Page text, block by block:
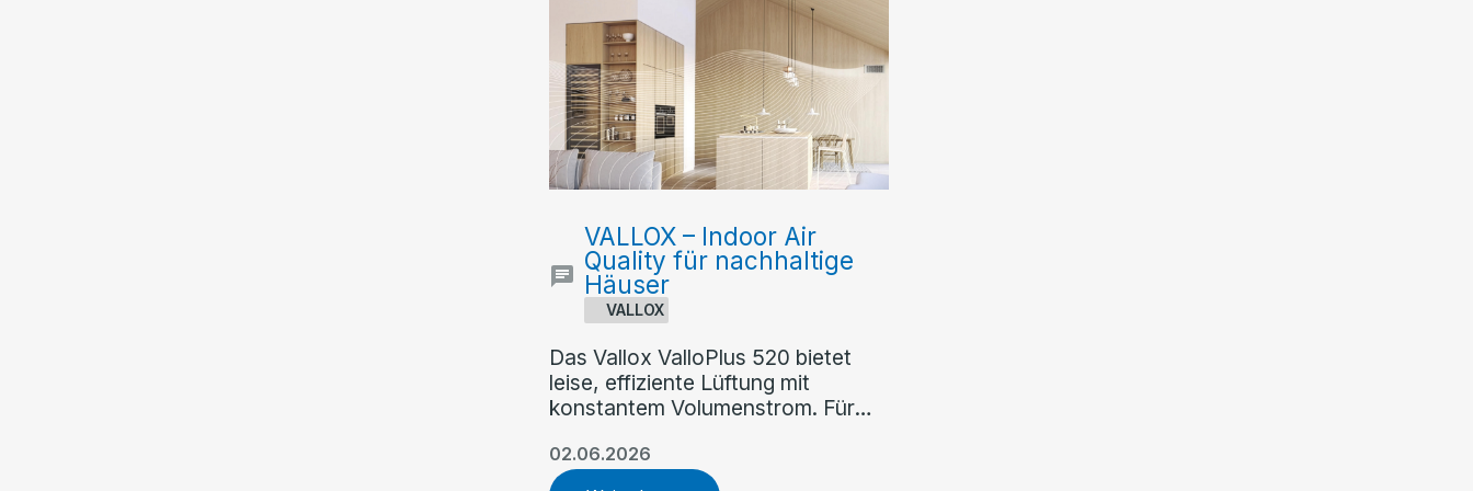
VALLOX
VALLOX – Indoor Air
Quality für nachhaltige
Häuser
Das Vallox ValloPlus 520 bietet
leise, effiziente Lüftung mit
konstantem Volumenstrom. Für
Inbetriebnahme und maximalen
Komfort im Einfamilienhaus.
02.06.2026